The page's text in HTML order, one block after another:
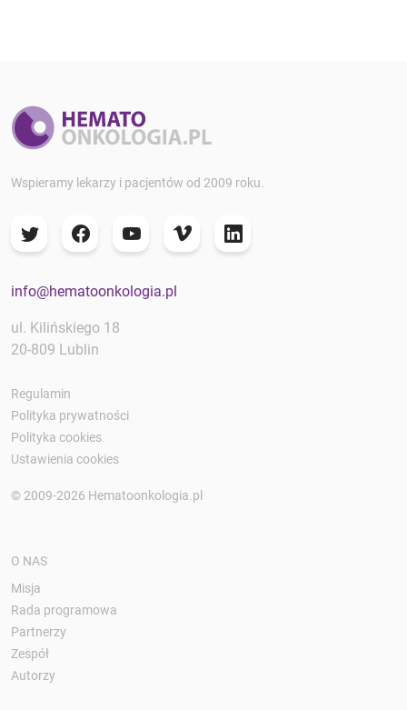
Wspieramy lekarzy i pacjentów od 2009 roku.
info@hematoonkologia.pl
ul. Kilińskiego 18
20-809 Lublin
Regulamin
Polityka prywatności
Polityka cookies
Ustawienia cookies
© 2009-2026 Hematoonkologia.pl
O NAS
Misja
Rada programowa
Partnerzy
Zespół
Autorzy